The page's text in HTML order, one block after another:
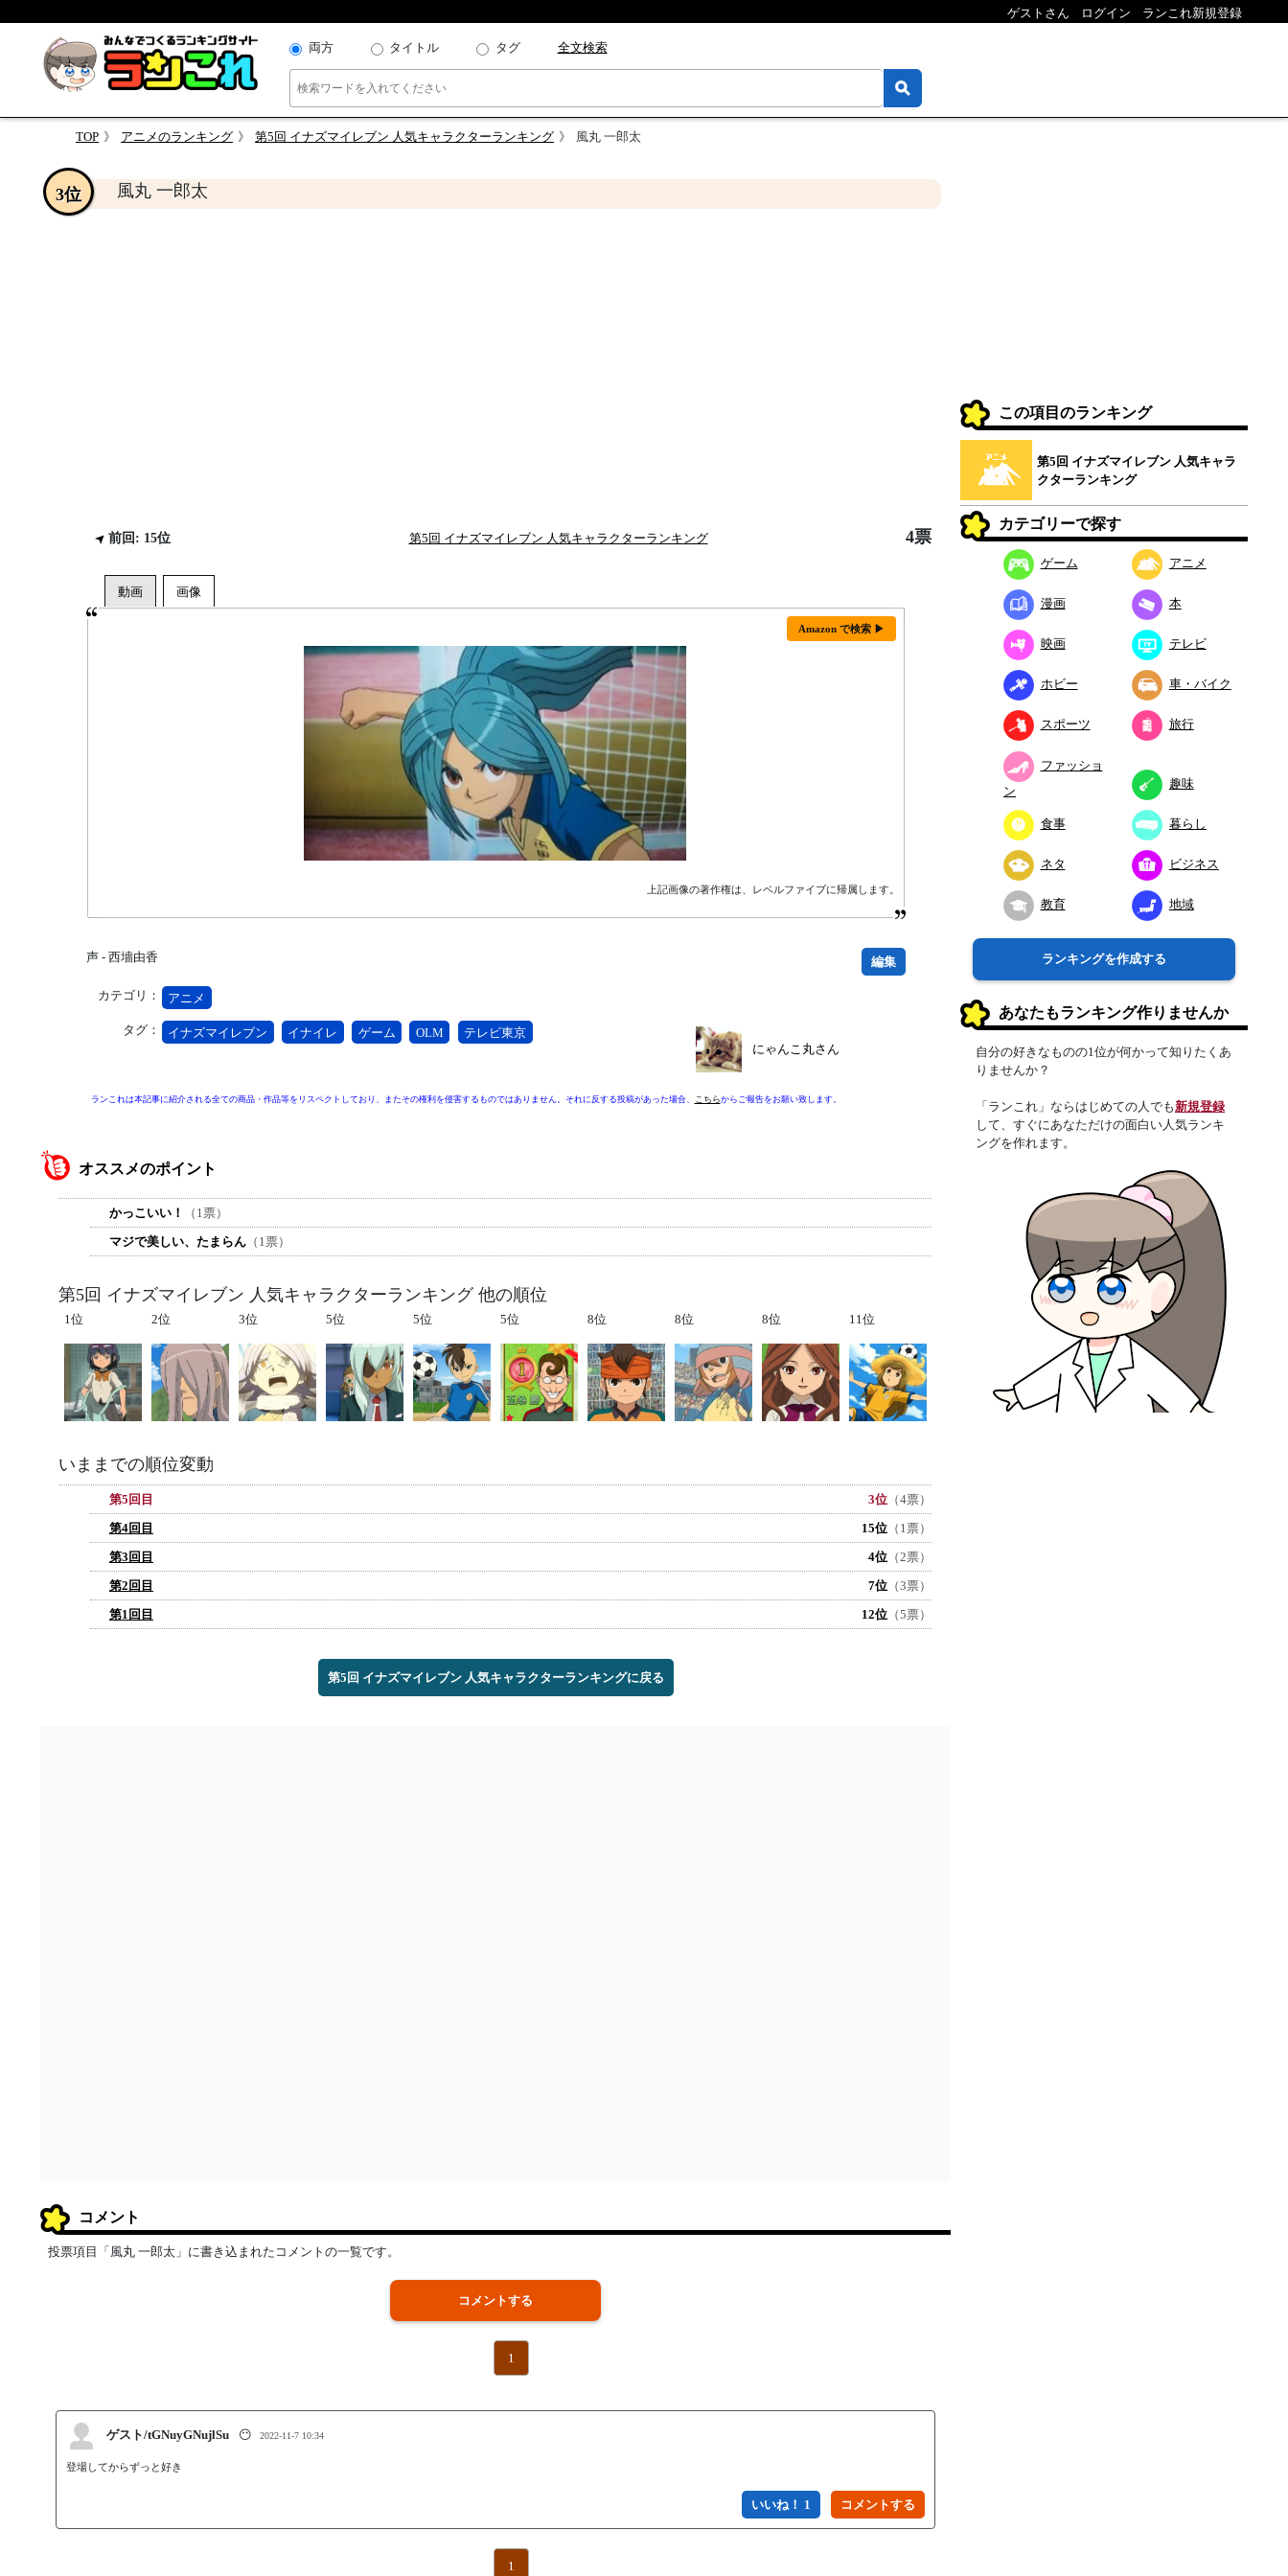
ゲストさん ログイン ランこれ新規登録
両方 タイトル タグ 全文検索
TOP アニメのランキング 第5回 イナズマイレブン 人気キャラクターランキング 風丸 一郎太
風丸 一郎太
3位
前回: 15位 第5回 イナズマイレブン 人気キャラクターランキング 4票
Amazon で検索 ▶
上記画像の著作権は、レベルファイブに帰属します。
声 - 西墻由香
カテゴリ： アニメ
タグ： イナズマイレブン イナイレ ゲーム OLM テレビ東京
編集
にゃんこ丸さん
ランこれは本記事に紹介される全ての商品・作品等をリスペクトしており、またその権利を侵害するものではありません。それに反する投稿があった場合、 こちらからご報告をお願い致します。
オススメのポイント
かっこいい！
（1票）
マジで美しい、たまらん （1票）
第5回 イナズマイレブン 人気キャラクターランキング 他の順位
1位 2位 3位 5位 5位 5位 8位 8位 8位 11位
いままでの順位変動
第5回目 3位 （4票）
第4回目
15位 （1票）
第3回目
4位 （2票）
第2回目
7位 （3票）
第1回目
12位 （5票）
第5回 イナズマイレブン 人気キャラクターランキングに戻る
コメント
投票項目「風丸 一郎太」に書き込まれたコメントの一覧です。
コメントする
1
ゲスト/tGNuyGNujlSu 😶 2022-11-7 10:34
登場してからずっと好き
いいね！ 1
1
この項目のランキング
第5回 イナズマイレブン 人気キャラ
クターランキング
カテゴリーで探す
ゲーム アニメ
漫画 本
映画 テレビ
ホビー 車・バイク
スポーツ 旅行
ファッショ
ン
趣味
食事 暮らし
ネタ ビジネス
教育 地域
ランキングを作成する
あなたもランキング作りませんか
自分の好きなものの1位が何かって知りたくあ
りませんか？
「ランこれ」ならはじめての人でも新規登録
して、すぐにあなただけの面白い人気ランキ
ングを作れます。